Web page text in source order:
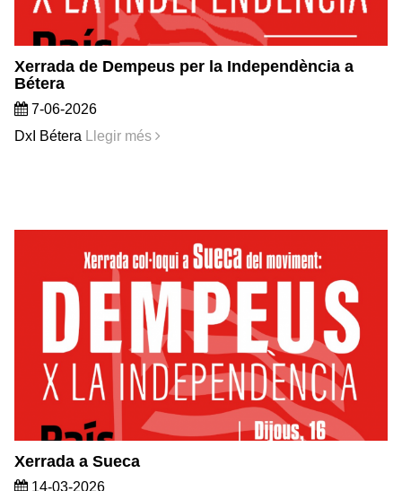
Xerrada de Dempeus per la Independència a
Bétera
7-06-2026
DxI Bétera
Llegir més
Xerrada a Sueca
14-03-2026